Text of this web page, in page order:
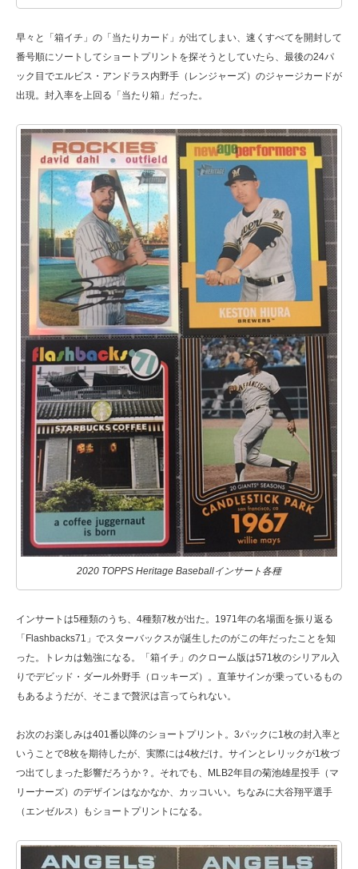
早々と「箱イチ」の「当たりカード」が出てしまい、速くすべてを開封して
番号順にソートしてショートプリントを探そうとしていたら、最後の24パ
ック目でエルビス・アンドラス内野手（レンジャーズ）のジャージカードが
出現。封入率を上回る「当たり箱」だった。
2020 TOPPS Heritage Baseballインサート各種
インサートは5種類のうち、4種類7枚が出た。1971年の名場面を振り返る
「Flashbacks71」でスターバックスが誕生したのがこの年だったことを知
った。トレカは勉強になる。「箱イチ」のクローム版は571枚のシリアル入
りでデビッド・ダール外野手（ロッキーズ）。直筆サインが乗っているもの
もあるようだが、そこまで贅沢は言ってられない。
お次のお楽しみは401番以降のショートプリント。3パックに1枚の封入率と
いうことで8枚を期待したが、実際には4枚だけ。サインとレリックが1枚づ
つ出てしまった影響だろうか？。それでも、MLB2年目の菊池雄星投手（マ
リーナーズ）のデザインはなかなか、カッコいい。ちなみに大谷翔平選手
（エンゼルス）もショートプリントになる。